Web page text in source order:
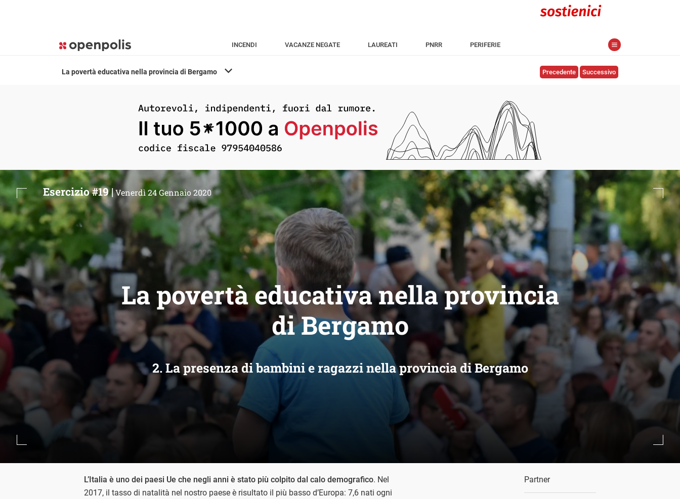
INCENDI VACANZE NEGATE LAUREATI PNRR PERIFERIE
Precedente Successivo
La povertà educativa nella provincia di Bergamo
La povertà educativa nella provincia
di Bergamo
2. La presenza di bambini e ragazzi nella provincia di Bergamo
Esercizio #19 |Venerdì 24 Gennaio 2020
Partner
L’Italia è uno dei paesi Ue che negli anni è stato più colpito dal calo demografico. Nel
2017, il tasso di natalità nel nostro paese è risultato il più basso d’Europa: 7,6 nati ogni